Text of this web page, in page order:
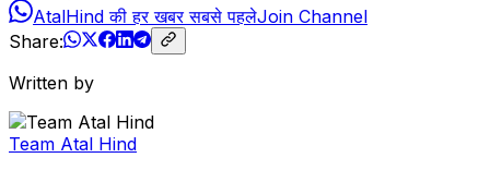
AtalHind की हर खबर सबसे पहलेJoin Channel
Share:
Written by
Team Atal Hind